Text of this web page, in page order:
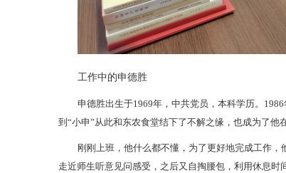
工作中的申德胜
申德胜出生于1969年，中共党员，本科学历。
到“小申”从此和东农食堂结下了不解之缘，也成为了他
刚刚上班，他什么都不懂，为了更好地完成工作
走近师生听意见问感受，之后又自掏腰包，利用休息